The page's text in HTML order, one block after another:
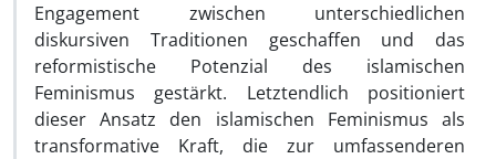
Engagement zwischen unterschiedlichen
diskursiven Traditionen geschaffen und das
reformistische Potenzial des islamischen
Feminismus gestärkt. Letztendlich positioniert
dieser Ansatz den islamischen Feminismus als
transformative Kraft, die zur umfassenderen